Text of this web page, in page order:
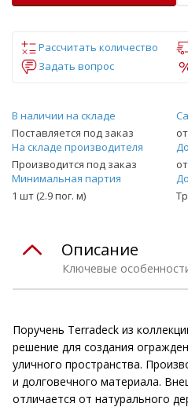
Рассчитать количество
Задать вопрос
В наличии на складе
Поставляется под заказ
На складе производителя
Производится под заказ
Минимальная партия
1 шт (2.9 пог. м)
Ключевые
Описание
Поручень Terradeck из
решение для создания
уличного пространства.
и долговечного материала.
отличается от натурального